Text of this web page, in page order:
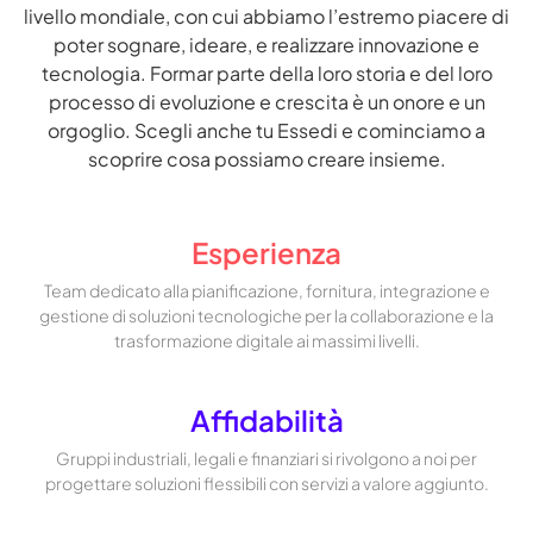
livello mondiale, con cui abbiamo l’estremo piacere di
poter sognare, ideare, e realizzare innovazione e
tecnologia. Formar parte della loro storia e del loro
processo di evoluzione e crescita è un onore e un
orgoglio. Scegli anche tu Essedi e cominciamo a
scoprire cosa possiamo creare insieme.
Esperienza
Team dedicato alla pianificazione, fornitura, integrazione e
gestione di soluzioni tecnologiche per la collaborazione e la
trasformazione digitale ai massimi livelli.
Affidabilità
Gruppi industriali, legali e finanziari si rivolgono a noi per
progettare soluzioni flessibili con servizi a valore aggiunto.